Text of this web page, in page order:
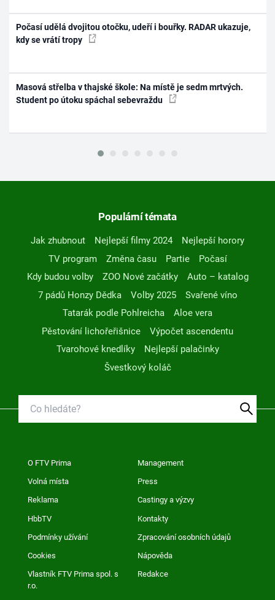
Počasí udělá dvojitou otočku, udeří i bouřky. RADAR ukazuje,
kdy se vrátí tropy
Masová střelba v thajské škole: Na místě je sedm mrtvých.
Student po útoku spáchal sebevraždu
Populární témata
Jak zhubnout Nejlepší filmy 2024
Nejlepší horory
TV program
Změna času Partie
Počasí
Kdy budou volby
ZOO Nové začátky
Auto – katalog
7 pádů Honzy Dědka
Volby 2025
Svařené víno
Tatarák podle Pohlreicha
Aloe vera
Pěstování lichořeřišnice
Výpočet ascendentu
Tvarohové knedlíky
Nejlepší palačinky
Švestkový koláč
O FTV Prima Management
Volná místa Press
Reklama Castingy a výzvy
HbbTV Kontakty
Podmínky užívání Zpracování osobních údajů
Cookies Nápověda
Vlastník FTV Prima spol. s
r.o.
Redakce